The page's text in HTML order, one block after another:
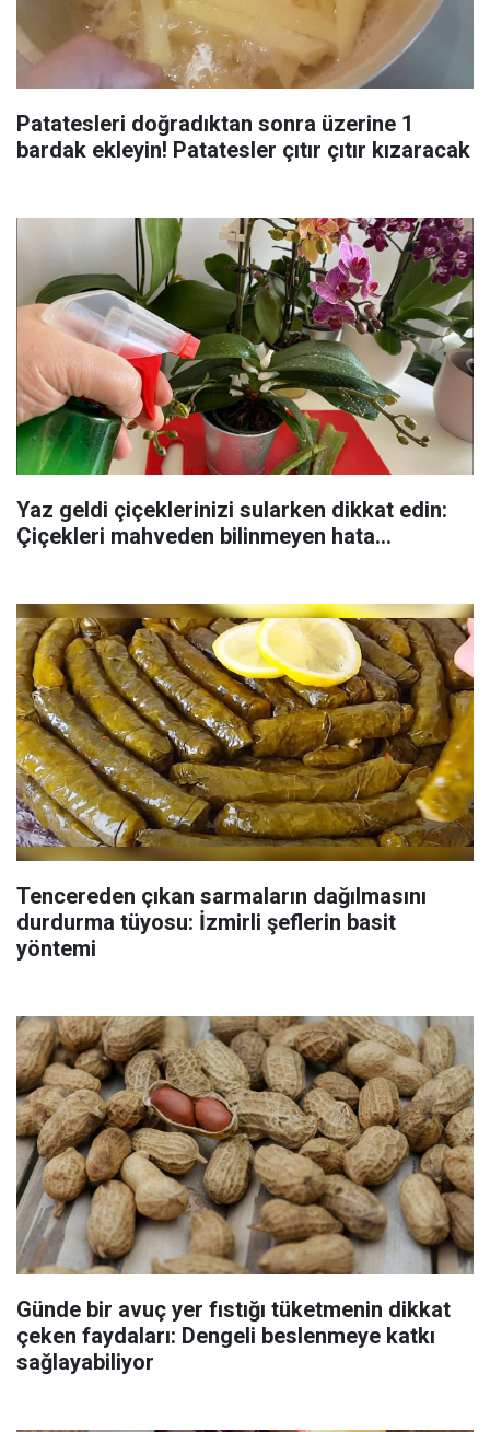
Patatesleri doğradıktan sonra üzerine 1
bardak ekleyin! Patatesler çıtır çıtır kızaracak
Yaz geldi çiçeklerinizi sularken dikkat edin:
Çiçekleri mahveden bilinmeyen hata...
Tencereden çıkan sarmaların dağılmasını
durdurma tüyosu: İzmirli şeflerin basit
yöntemi
Günde bir avuç yer fıstığı tüketmenin dikkat
çeken faydaları: Dengeli beslenmeye katkı
sağlayabiliyor